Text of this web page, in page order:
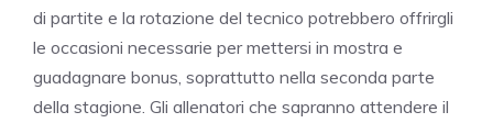
di partite e la rotazione del tecnico potrebbero offrirgli
le occasioni necessarie per mettersi in mostra e
guadagnare bonus, soprattutto nella seconda parte
della stagione. Gli allenatori che sapranno attendere il